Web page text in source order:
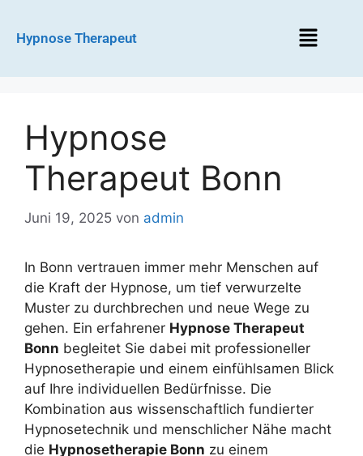
Hypnose Therapeut
Hypnose
Therapeut Bonn
Juni 19, 2025 von admin
In Bonn vertrauen immer mehr Menschen auf
die Kraft der Hypnose, um tief verwurzelte
Muster zu durchbrechen und neue Wege zu
gehen. Ein erfahrener Hypnose Therapeut
Bonn begleitet Sie dabei mit professioneller
Hypnosetherapie und einem einfühlsamen Blick
auf Ihre individuellen Bedürfnisse. Die
Kombination aus wissenschaftlich fundierter
Hypnosetechnik und menschlicher Nähe macht
die Hypnosetherapie Bonn zu einem